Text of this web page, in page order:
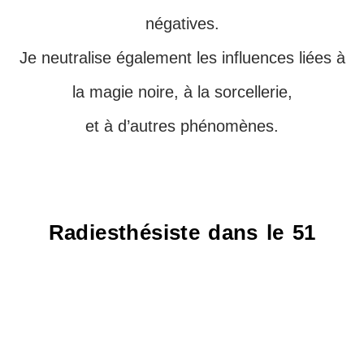
négatives.
Je neutralise également les influences liées à
la magie noire, à la sorcellerie,
et à d’autres phénomènes.
Radiesthésiste dans le 51